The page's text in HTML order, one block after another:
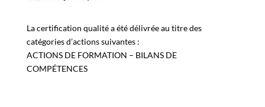
La certification qualité a été délivrée au titre des
catégories d’actions suivantes :
ACTIONS DE FORMATION – BILANS DE
COMPÉTENCES